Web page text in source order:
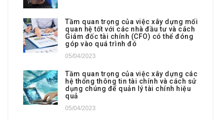
Tầm quan trọng của việc xây dựng mối
quan hệ tốt với các nhà đầu tư và cách
Giám đốc tài chính (CFO) có thể đóng
góp vào quá trình đó
05/04/2023
Tầm quan trọng của việc xây dựng các
hệ thống thông tin tài chính và cách sử
dụng chúng để quản lý tài chính hiệu
quả
05/04/2023